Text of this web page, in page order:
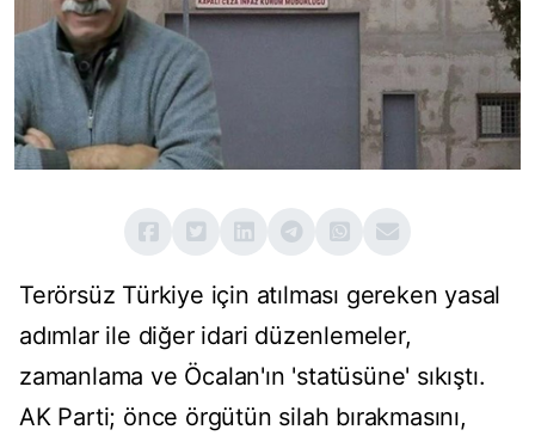
Terörsüz Türkiye için atılması gereken yasal
adımlar ile diğer idari düzenlemeler,
zamanlama ve Öcalan'ın 'statüsüne' sıkıştı.
AK Parti; önce örgütün silah bırakmasını,